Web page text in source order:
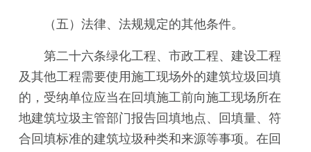
（五）法律、法规规定的其他条件。
第二十六条绿化工程、市政工程、建设工程
及其他工程需要使用施工现场外的建筑垃圾回填
的，受纳单位应当在回填施工前向施工现场所在
地建筑垃圾主管部门报告回填地点、回填量、符
合回填标准的建筑垃圾种类和来源等事项。在回